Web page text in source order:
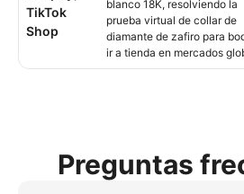
TikTok
Shop
blanco 18K, resolviendo la
prueba virtual de collar de
diamante de zafiro para
ir a tienda en mercados
Preguntas